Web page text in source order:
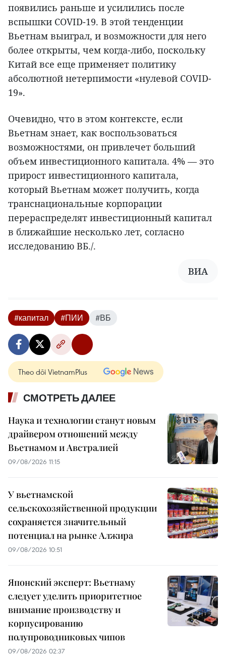
появились раньше и усилились после
вспышки COVID-19. В этой тенденции
Вьетнам выиграл, и возможности для него
более открыты, чем когда-либо, поскольку
Китай все еще применяет политику
абсолютной нетерпимости «нулевой COVID-
19».
Очевидно, что в этом контексте, если
Вьетнам знает, как воспользоваться
возможностями, он привлечет больший
объем инвестиционного капитала. 4% — это
прирост инвестиционного капитала,
который Вьетнам может получить, когда
транснациональные корпорации
перераспределят инвестиционный капитал
в ближайшие несколько лет, согласно
исследованию ВБ./.
ВИА
#капитал #ПИИ #ВБ
Theo dõi VietnamPlus
СМОТРЕТЬ ДАЛЕЕ
Наука и технологии станут новым
драйвером отношений между
Вьетнамом и Австралией
09/08/2026 11:15
У вьетнамской
сельскохозяйственной продукции
сохраняется значительный
потенциал на рынке Алжира
09/08/2026 10:51
Японский эксперт: Вьетнаму
следует уделить приоритетное
внимание производству и
корпусированию
полупроводниковых чипов
09/08/2026 02:37